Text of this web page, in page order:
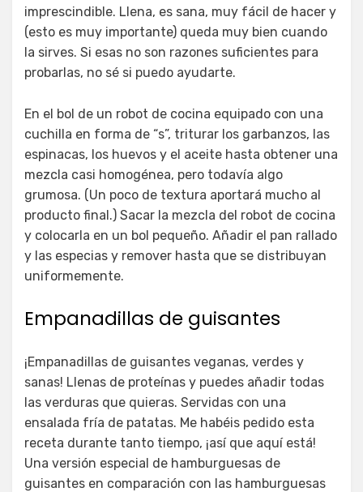
imprescindible. Llena, es sana, muy fácil de hacer y
(esto es muy importante) queda muy bien cuando
la sirves. Si esas no son razones suficientes para
probarlas, no sé si puedo ayudarte.
En el bol de un robot de cocina equipado con una
cuchilla en forma de “s”, triturar los garbanzos, las
espinacas, los huevos y el aceite hasta obtener una
mezcla casi homogénea, pero todavía algo
grumosa. (Un poco de textura aportará mucho al
producto final.) Sacar la mezcla del robot de cocina
y colocarla en un bol pequeño. Añadir el pan rallado
y las especias y remover hasta que se distribuyan
uniformemente.
Empanadillas de guisantes
¡Empanadillas de guisantes veganas, verdes y
sanas! Llenas de proteínas y puedes añadir todas
las verduras que quieras. Servidas con una
ensalada fría de patatas. Me habéis pedido esta
receta durante tanto tiempo, ¡así que aquí está!
Una versión especial de hamburguesas de
guisantes en comparación con las hamburguesas